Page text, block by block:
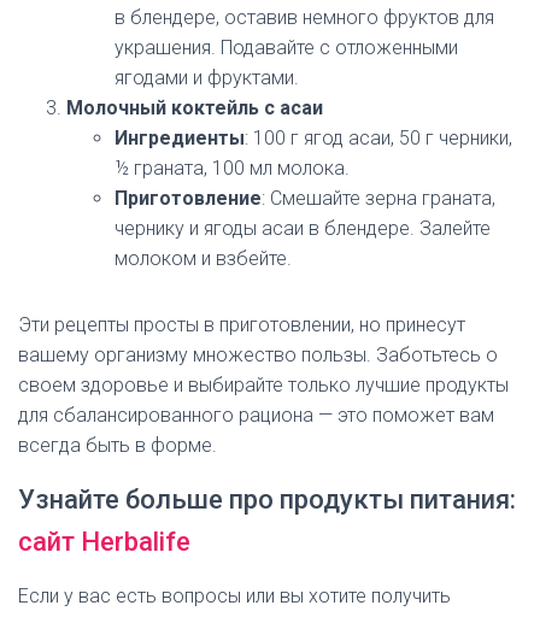
в блендере, оставив немного фруктов для
украшения. Подавайте с отложенными
ягодами и фруктами.
Молочный коктейль с асаи
Ингредиенты: 100 г ягод асаи, 50 г черники,
½ граната, 100 мл молока.
Приготовление: Смешайте зерна граната,
чернику и ягоды асаи в блендере. Залейте
молоком и взбейте.
Эти рецепты просты в приготовлении, но принесут
вашему организму множество пользы. Заботьтесь о
своем здоровье и выбирайте только лучшие продукты
для сбалансированного рациона — это поможет вам
всегда быть в форме.
Узнайте больше про продукты питания:
сайт Herbalife
Если у вас есть вопросы или вы хотите получить